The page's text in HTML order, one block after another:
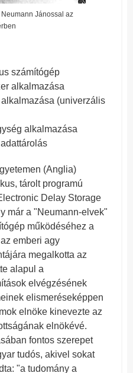
Jánossal az
számítógép
alkalmazása
(univerzális
alkalmazása
(Anglia)
tárolt programú
Delay Storage
már a "Neumann-elvek"
működéséhez a
emberi agy
megalkotta az
alapul a
elvégzésének
elismeréseképpen
elnöke kinevezte az
elnökévé.
fontos szerepet
tudós, akivel sokat
"a tudomány a